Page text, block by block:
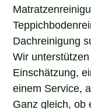
Dachreinigung
Wir
Einschätzung,
einem Service,
Ganz gleich, ob